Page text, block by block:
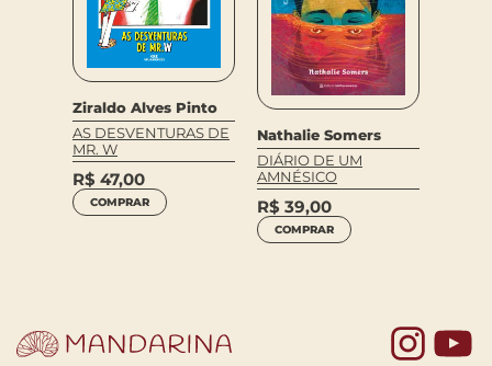
Ziraldo Alves Pinto
AS DESVENTURAS DE
MR. W
R$ 47,00
COMPRAR
Nathalie Somers
DIÁRIO DE UM
AMNÉSICO
R$ 39,00
COMPRAR